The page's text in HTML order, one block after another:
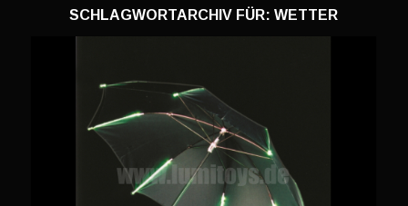
SCHLAGWORTARCHIV FÜR:WETTER